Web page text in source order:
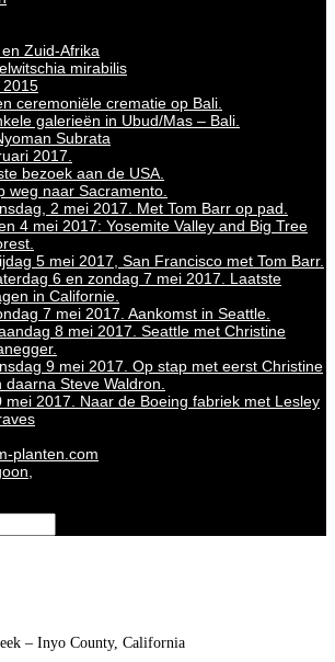
Zuid-Afrika
mirabilis
2015
ceremoniële crematie op Bali.
galerieën in Ubud/Mas – Bali.
Subrata
2017.
bezoek aan de USA.
weg naar Sacramento.
2 mei 2017. Met Tom Barr op pad.
4 mei 2017: Yosemite Valley and Big Tree
5 mei 2017, San Francisco met Tom Barr.
6 en zondag 7 mei 2017. Laatste
in Californie.
7 mei 2017. Aankomst in Seattle.
8 mei 2017. Seattle met Christine
9 mei 2017. Op stap met eerst Christine
daarna Steve Waldron.
mei 2017. Naar de Boeing fabriek met Lesley
planten.com
– Inyo County, California